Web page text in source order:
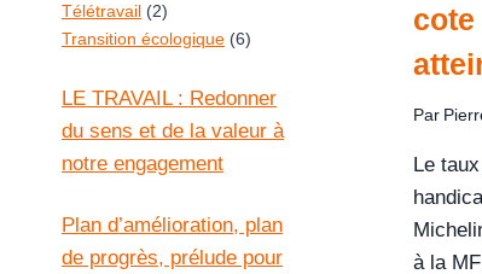
cote
Par
Le
à la
Télétravail (2)
Transition écologique (6)
LE TRAVAIL : Redonner
du sens et de la valeur à
notre engagement
Plan d’amélioration, plan
de progrès, prélude pour